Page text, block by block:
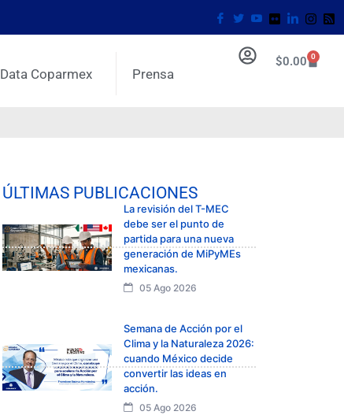
Data Coparmex Prensa
$0.00 0
ÚLTIMAS PUBLICACIONES
La revisión del T-MEC
debe ser el punto de
partida para una nueva
generación de MiPyMEs
mexicanas.
05 Ago 2026
Semana de Acción por el
Clima y la Naturaleza 2026:
cuando México decide
convertir las ideas en
acción.
05 Ago 2026